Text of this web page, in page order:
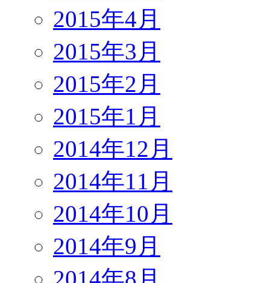
2015年4月
2015年3月
2015年2月
2015年1月
2014年12月
2014年11月
2014年10月
2014年9月